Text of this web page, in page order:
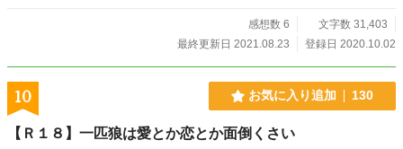
感想数 6
文字数 31,403
最終更新日 2021.08.23
登録日 2020.10.02
10 お気に入り追加 130
【Ｒ１８】一匹狼は愛とか恋とか面倒くさい